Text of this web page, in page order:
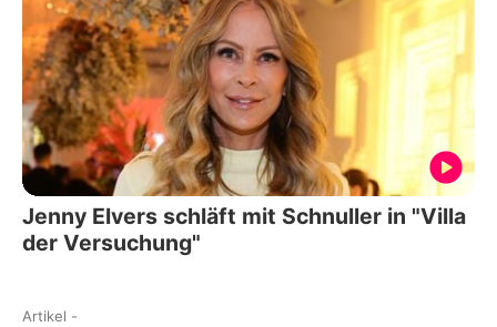
Jenny Elvers schläft mit Schnuller in "Villa
der Versuchung"
Artikel -